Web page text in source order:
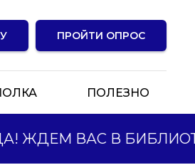
ПРОЙТИ ОПРОС
ПОЛЕЗНО
ЖДЕМ ВАС В